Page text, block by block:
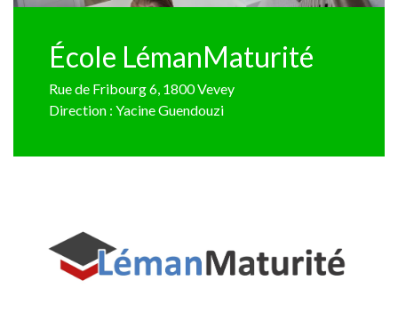
École LémanMaturité
Rue de Fribourg 6, 1800 Vevey
Direction : Yacine Guendouzi